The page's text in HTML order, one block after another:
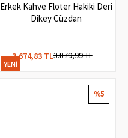
Erkek Kahve Floter Hakiki Deri
Dikey Cüzdan
3.674,83 TL3.879,99 TL
YENI
%5